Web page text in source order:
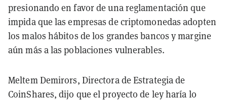
presionando en favor de una reglamentación que
impida que las empresas de criptomonedas adopten
los malos hábitos de los grandes bancos y margine
aún más a las poblaciones vulnerables.
Meltem Demirors, Directora de Estrategia de
CoinShares, dijo que el proyecto de ley haría lo